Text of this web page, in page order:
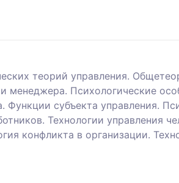
теорий управления.
менеджера. Психологические
субъекта управления.
Технологии управления
конфликта в организации.